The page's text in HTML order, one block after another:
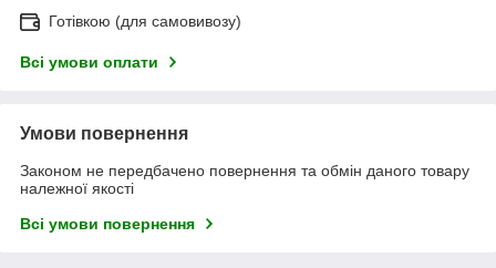
Готівкою (для самовивозу)
Всі умови оплати
Умови повернення
Законом не передбачено повернення та обмін даного товару
належної якості
Всі умови повернення